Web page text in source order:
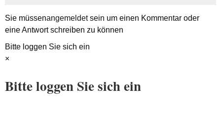
Sie müssenangemeldetsein um einen Kommentar oder
eine Antwort schreiben zu können
Bitte loggen Sie sich ein
×
Bitte loggen Sie sich ein